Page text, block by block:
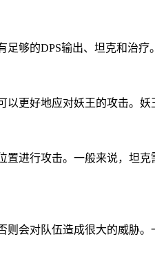
够的DPS输出、坦克和治
更好地应对妖王的攻击。
进行攻击。一般来说，坦
会对队伍造成很大的威胁